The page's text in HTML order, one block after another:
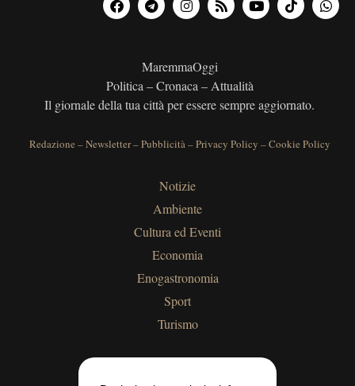
MaremmaOggi
Politica – Cronaca – Attualità
Il giornale della tua città per essere sempre aggiornato.
Redazione –Newsletter–Pubblicità–Privacy Policy –Cookie Policy
Notizie
Ambiente
Cultura ed Eventi
Economia
Enogastronomia
Sport
Turismo